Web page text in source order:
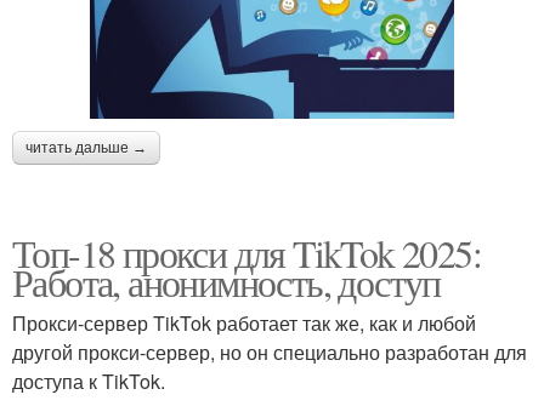
читать дальше →
Топ-18 прокси для TikTok 2025:
Работа, анонимность, доступ
Прокси-сервер TikTok работает так же, как и любой
другой прокси-сервер, но он специально разработан для
доступа к TikTok.